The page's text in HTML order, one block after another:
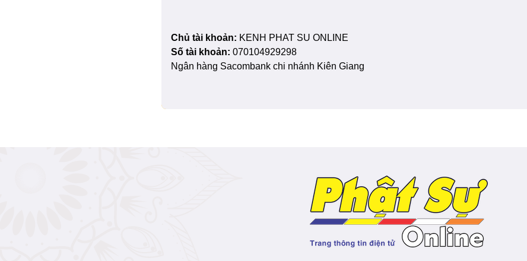
Chủ tài khoản: KENH PHAT SU ONLINE
Số tài khoản: 070104929298
Ngân hàng Sacombank chi nhánh Kiên Giang